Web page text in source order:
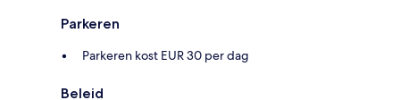
Parkeren
Parkeren kost EUR 30 per dag
Beleid